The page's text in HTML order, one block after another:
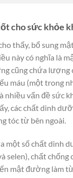
cho sức khỏe
thấy, bổ sung
này có nghĩa là
cũng chứa lượng
máu (một trong
nhiều vấn đề sức
các chất dinh
tóc từ bên ngoài.
một số chất dinh
selen), chất chống
mật đường làm